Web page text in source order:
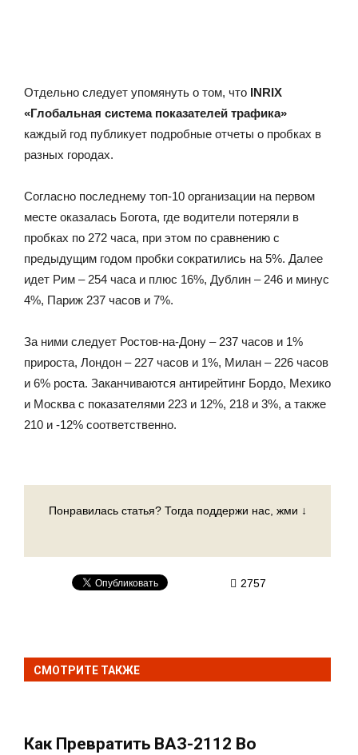
Отдельно следует упомянуть о том, что INRIX
«Глобальная система показателей трафика»
каждый год публикует подробные отчеты о пробках в
разных городах.
Согласно последнему топ-10 организации на первом
месте оказалась Богота, где водители потеряли в
пробках по 272 часа, при этом по сравнению с
предыдущим годом пробки сократились на 5%. Далее
идет Рим – 254 часа и плюс 16%, Дублин – 246 и минус
4%, Париж 237 часов и 7%.
За ними следует Ростов-на-Дону – 237 часов и 1%
прироста, Лондон – 227 часов и 1%, Милан – 226 часов
и 6% роста. Заканчиваются антирейтинг Бордо, Мехико
и Москва с показателями 223 и 12%, 218 и 3%, а также
210 и -12% соответственно.
Понравилась статья? Тогда поддержи нас, жми ↓
2757
СМОТРИТЕ ТАКЖЕ
Как Превратить ВАЗ-2112 Во